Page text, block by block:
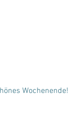
Wochenende!